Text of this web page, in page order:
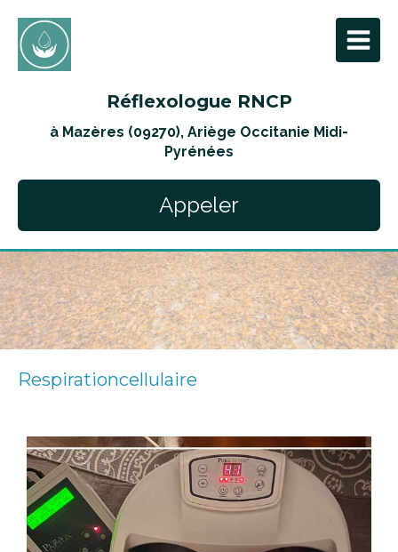
Réflexologue RNCP
à Mazères (09270), Ariège Occitanie Midi-
Pyrénées
Appeler
Respirationcellulaire